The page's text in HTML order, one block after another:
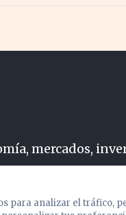
mercados,
para analizar el tráfico,